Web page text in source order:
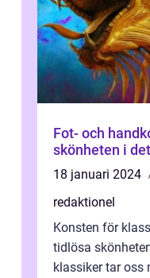
Fot- och
skönheten i
18 januari 2024
redaktionel
Konsten för
tidlösa
klassiker tar oss